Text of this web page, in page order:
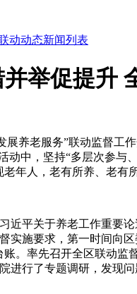
动动态新闻列表
举促提升
老服务”联动监督工
中，坚持“多层次参
年人，老有所养、老有
平关于养老工作重要
施要求，第一时间向
。率先召开全区联动
行了专题调研，发现问